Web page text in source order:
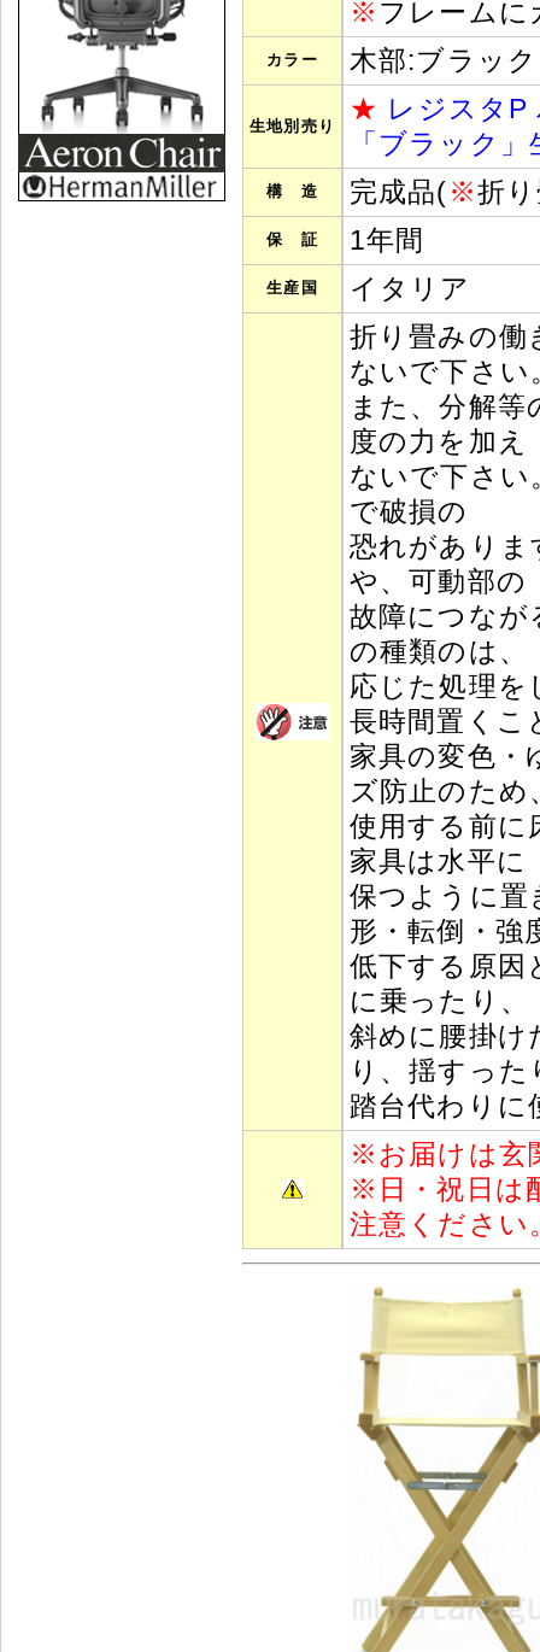
※ フレームに
カラー 木部:ブラッ
生地別売り
★ レジスタP
「ブラック」
構 造 完成品(※折
保 証 1年間
生産国
イタリア
折り畳みの働
ないで下さい
また、分解
度の力を加え
ないで下さ
で破損の
恐れがありま
や、可動部の
故障につなが
の種類のは、
応じた処理を
長時間置くこ
家具の変色・
ズ防止のため
使用する前に
家具は水平に
保つように置
形・転倒・強
低下する原因
に乗ったり、
斜めに腰掛け
り、揺すった
踏台代わりに
※ お届けは玄
※ 日・祝日は
注意ください